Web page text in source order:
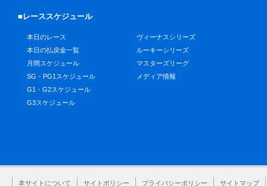
■レーススケジュール
本日のレース
本日の払戻金一覧
月間スケジュール
SG・PG1スケジュール
G1・G2スケジュール
G3スケジュール
ヴィーナスシリーズ
ルーキーシリーズ
マスターズリーグ
メディア情報
本サイトについて サイトポリシー プライバシーポリシー サイトマップ